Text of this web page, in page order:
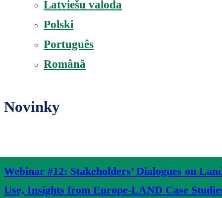
Latviešu valoda
Polski
Português
Română
Novinky
Webinar #12: Stakeholders’ Dialogues on
Use, Insights from Europe-LAND Case